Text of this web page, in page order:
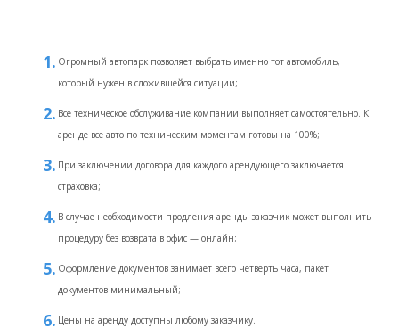
Огромный автопарк позволяет выбрать именно тот автомобиль,
который нужен в сложившейся ситуации;
Все техническое обслуживание компании выполняет самостоятельно. К
аренде все авто по техническим моментам готовы на 100%;
При заключении договора для каждого арендующего заключается
страховка;
В случае необходимости продления аренды заказчик может выполнить
процедуру без возврата в офис — онлайн;
Оформление документов занимает всего четверть часа, пакет
документов минимальный;
Цены на аренду доступны любому заказчику.